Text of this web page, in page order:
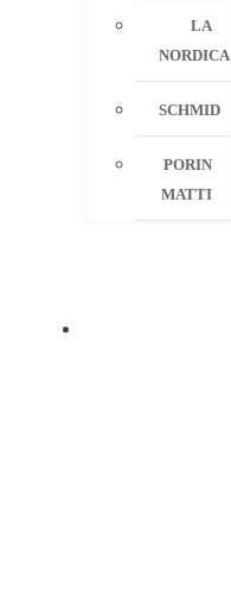
LA
NORDICA
SCHMID
PORIN
MATTI